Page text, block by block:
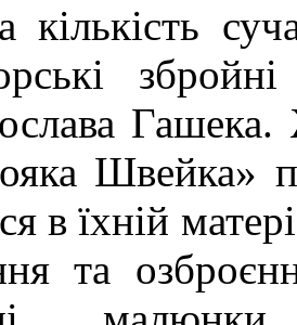
кількість
Гашека.
Швейка»
в їхній
та